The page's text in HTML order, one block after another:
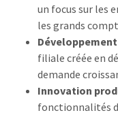
un focus sur les
les grands
filiale créée en
demande
Innovation
fonctionnalités